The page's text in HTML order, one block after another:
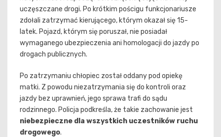
uczęszczane drogi. Po krótkim pościgu funkcjonariusze
zdołali zatrzymać kierującego, którym okazał się 15-
latek. Pojazd, którym się poruszał, nie posiadał
wymaganego ubezpieczenia ani homologacji do jazdy po
drogach publicznych.
Po zatrzymaniu chłopiec został oddany pod opiekę
matki. Z powodu niezatrzymania się do kontroli oraz
jazdy bez uprawnień, jego sprawa trafi do sądu
rodzinnego. Policja podkreśla, że takie zachowanie jest
niebezpieczne dla wszystkich uczestników ruchu
drogowego.